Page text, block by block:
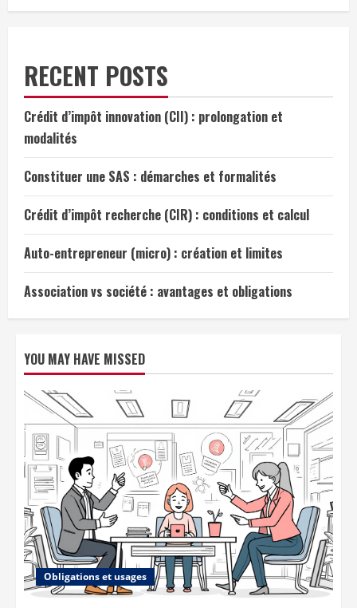
RECENT POSTS
Crédit d’impôt innovation (CII) : prolongation et
modalités
Constituer une SAS : démarches et formalités
Crédit d’impôt recherche (CIR) : conditions et calcul
Auto-entrepreneur (micro) : création et limites
Association vs société : avantages et obligations
YOU MAY HAVE MISSED
Obligations et usages